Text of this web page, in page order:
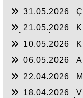
31.05.2026
21.05.2026
10.05.2026
06.05.2026
22.04.2026
18.04.2026